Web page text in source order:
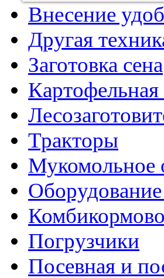
Внесение
Другая
Заготовка сена
Картофельная
Тракторы
Мукомольное
Погрузчики
Посевная и